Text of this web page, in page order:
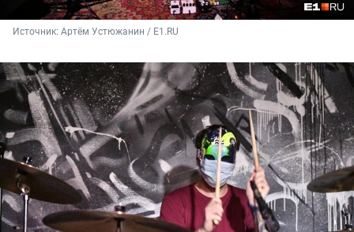
Источник: Артём Устюжанин / E1.RU